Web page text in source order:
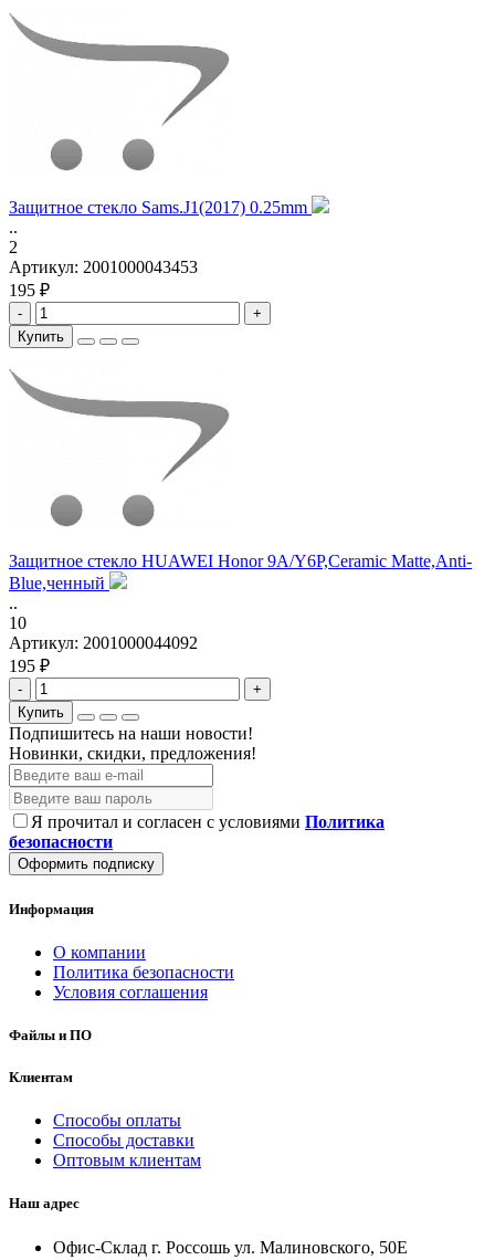
Защитное стекло Sams.J1(2017) 0.25mm
..
2
Артикул: 2001000043453
195 ₽
-
+
Купить
Защитное стекло HUAWEI Honor 9A/Y6P,Ceramic Matte,Anti-
Blue,ченный
..
10
Артикул: 2001000044092
195 ₽
-
+
Купить
Подпишитесь на наши новости!
Новинки, скидки, предложения!
Я прочитал и согласен с условиями Политика
безопасности
Оформить подписку
Информация
О компании
Политика безопасности
Условия соглашения
Файлы и ПО
Клиентам
Способы оплаты
Способы доставки
Оптовым клиентам
Наш адрес
Офис-Склад г. Россошь ул. Малиновского, 50Е